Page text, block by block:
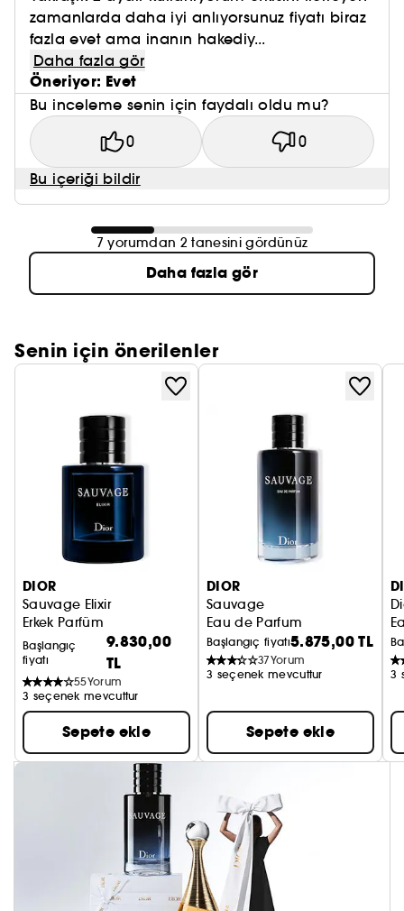
zamanlarda daha iyi anlıyorsunuz fiyatı biraz
fazla evet ama inanın hakediy...
Daha fazla gör
Öneriyor: Evet
Bu inceleme senin için faydalı oldu mu?
0 0
Bu içeriği bildir
7 yorumdan 2 tanesini gördünüz
Daha fazla gör
Senin için önerilenler
DIOR
Sauvage Elixir
Erkek Parfüm
Başlangıç
fiyatı
9.830,00
TL
55Yorum
3 seçenek mevcuttur
Sepete ekle
DIOR
Sauvage
Eau de Parfum
Başlangıç fiyatı5.875,00 TL
37Yorum
3 seçenek mevcuttur
Sepete ekle
3